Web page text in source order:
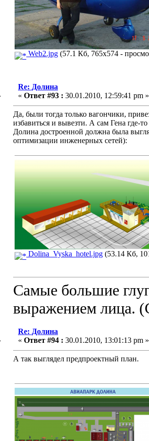
Web2.jpg (57.1 Кб, 765x574 -
Re: Долина
« Ответ #93 : 30.01.2010, 12:59:41 pm »
Да, были тогда только вагончики,
избавиться и вывезти. А сам Гена где-
Долина достроенной должна была
оптимизации инженерных сетей):
Dolina_Vyska_hotel.jpg (53.14 Кб,
Самые большие
выражением лица.
Re: Долина
« Ответ #94 : 30.01.2010, 13:01:13 pm »
А так выглядел предпроектный план.